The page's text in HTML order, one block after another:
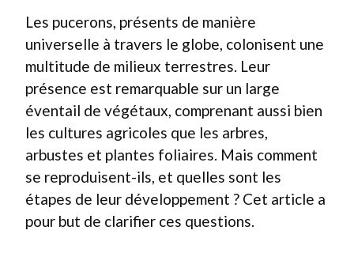
Les pucerons, présents de manière
universelle à travers le globe, colonisent une
multitude de milieux terrestres. Leur
présence est remarquable sur un large
éventail de végétaux, comprenant aussi bien
les cultures agricoles que les arbres,
arbustes et plantes foliaires. Mais comment
se reproduisent-ils, et quelles sont les
étapes de leur développement ? Cet article a
pour but de clarifier ces questions.